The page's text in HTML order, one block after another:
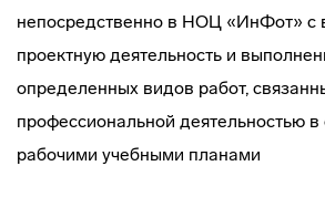
непосредственно в НОЦ «ИнФот» с
проектную деятельность и
определенных видов работ,
профессиональной деятельностью в
рабочими учебными планами